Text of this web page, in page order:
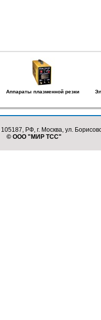
Аппараты плазменной резки
105187, РФ, г. Москва, ул.
© ООО "МИР ТСС"